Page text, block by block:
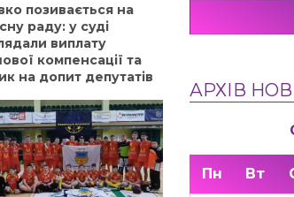
позивається на
раду: у суді
виплату
компенсації та
на допит депутатів
АРХІВ
Пн Вт